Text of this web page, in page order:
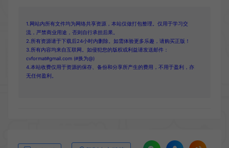
1.网站内所有文件均为网络共享资源，本站仅做打包整理。仅用于学习交
流，严禁商业用途，否则自行承担后果。
2.所有资源请于下载后24小时内删除。如需体验更多乐趣，请购买正版！
3.所有内容均来自互联网。如侵犯您的版权或利益请发送邮件：
cvformat#gmail.com (#换为@)
4.本站收费仅用于资源的保存、备份和分享所产生的费用，不用于盈利，亦
无任何盈利。